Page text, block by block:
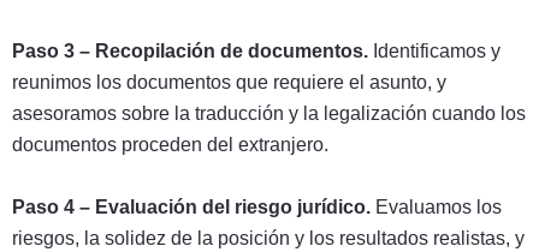
Paso 3 – Recopilación de documentos. Identificamos y
reunimos los documentos que requiere el asunto, y
asesoramos sobre la traducción y la legalización cuando los
documentos proceden del extranjero.
Paso 4 – Evaluación del riesgo jurídico. Evaluamos los
riesgos, la solidez de la posición y los resultados realistas, y